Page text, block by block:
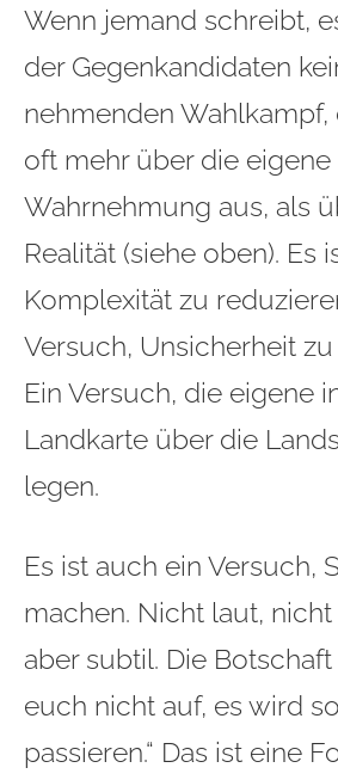
Wenn jemand schreibt,
der Gegenkandidaten
nehmenden Wahlkampf,
oft mehr über die eigene
Wahrnehmung aus, als
Realität (siehe oben). Es
Komplexität zu
Versuch, Unsicherheit
Ein Versuch, die eigene
Landkarte über die
legen.
Es ist auch ein Versuch,
machen. Nicht laut, nicht
aber subtil. Die Botschaft
euch nicht auf, es wird
passieren.“ Das ist eine